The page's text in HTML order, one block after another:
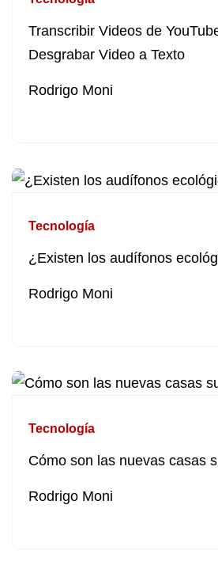
Transcribir Videos de
Desgrabar Video a Texto
Rodrigo Moni
Tecnología
¿Existen los audífonos
Rodrigo Moni
Tecnología
Cómo son las nuevas casas
Rodrigo Moni